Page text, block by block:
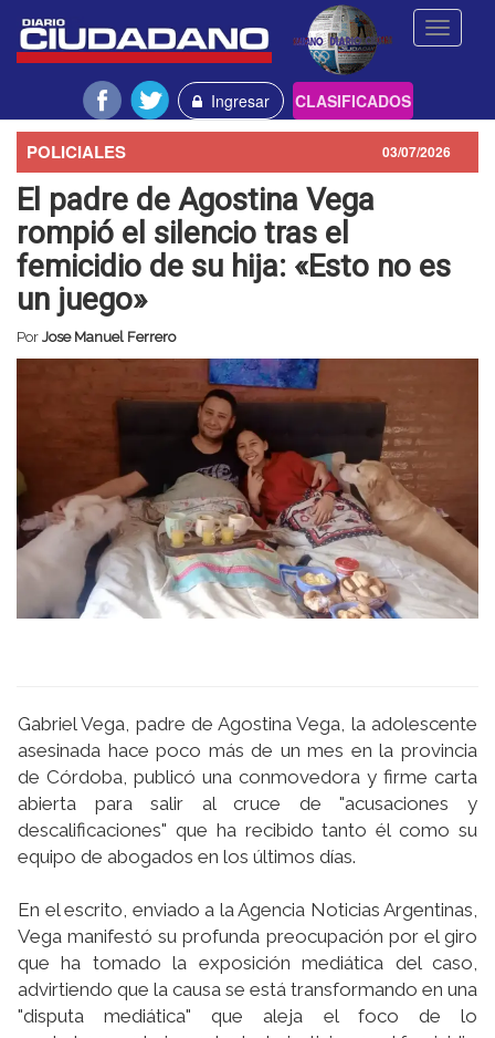
Toggle
Ingresar CLASIFICADOS
POLICIALES 03/07/2026
El padre de Agostina Vega
rompió el silencio tras el
femicidio de su hija: «Esto no es
un juego»
Por Jose Manuel Ferrero
Gabriel Vega, padre de Agostina Vega, la adolescente
asesinada hace poco más de un mes en la provincia
de Córdoba, publicó una conmovedora y firme carta
abierta para salir al cruce de "acusaciones y
descalificaciones" que ha recibido tanto él como su
equipo de abogados en los últimos días.
En el escrito, enviado a la Agencia Noticias Argentinas,
Vega manifestó su profunda preocupación por el giro
que ha tomado la exposición mediática del caso,
advirtiendo que la causa se está transformando en una
"disputa mediática" que aleja el foco de lo